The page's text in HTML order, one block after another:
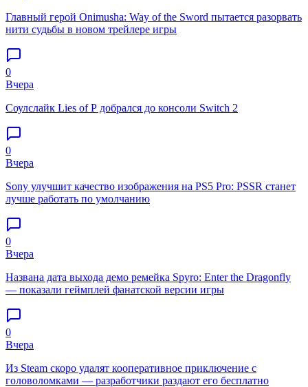
Главный герой Onimusha: Way of the Sword пытается разорвать
нити судьбы в новом трейлере игры
0
Вчера
Соулслайк Lies of P добрался до консоли Switch 2
0
Вчера
Sony улучшит качество изображения на PS5 Pro: PSSR станет
лучше работать по умолчанию
0
Вчера
Названа дата выхода демо ремейка Spyro: Enter the Dragonfly
— показали геймплей фанатской версии игры
0
Вчера
Из Steam скоро удалят кооперативное приключение с
головоломками — разработчики раздают его бесплатно